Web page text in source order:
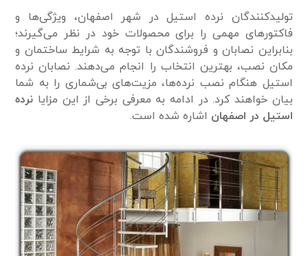
تولیدکنندگان نرده استیل در شهر اصفهان، ویژگی‌ها و
فاکتورهای مهمی را برای محصولات خود در نظر می‌گیرند؛
بنابراین نصابان و فروشندگان با توجه به شرایط ساختمان و
مکان نصب، بهترین انتخاب را انجام می‌دهند. نصابان نرده
استیل هنگام نصب نرده‌ها، مزیت‌های بی‌شماری را به شما
بیان خواهند کرد. در ادامه به معرفی برخی از این مزایا نرده
استیل در اصفهان اشاره شده است.